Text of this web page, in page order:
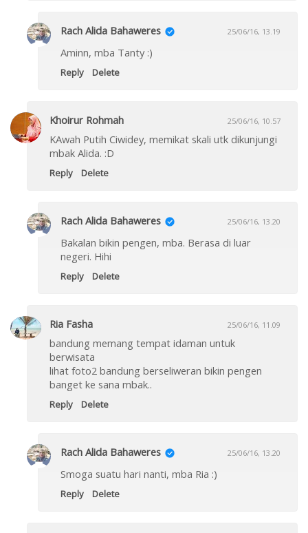
Rach Alida Bahaweres 25/06/16, 13.19
Aminn, mba Tanty :)
Reply Delete
Khoirur Rohmah 25/06/16, 10.57
KAwah Putih Ciwidey, memikat skali utk dikunjungi
mbak Alida. :D
Reply Delete
Rach Alida Bahaweres 25/06/16, 13.20
Bakalan bikin pengen, mba. Berasa di luar
negeri. Hihi
Reply Delete
Ria Fasha 25/06/16, 11.09
bandung memang tempat idaman untuk
berwisata
lihat foto2 bandung berseliweran bikin pengen
banget ke sana mbak..
Reply Delete
Rach Alida Bahaweres 25/06/16, 13.20
Smoga suatu hari nanti, mba Ria :)
Reply Delete